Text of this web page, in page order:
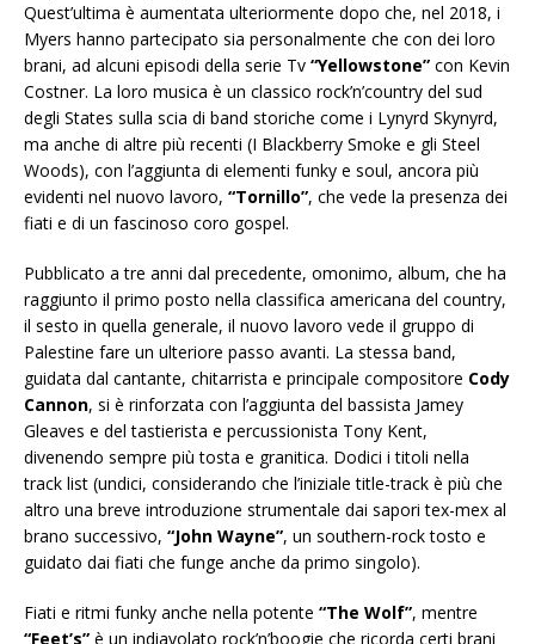
Quest’ultima è aumentata ulteriormente dopo che, nel 2018, i
Myers hanno partecipato sia personalmente che con dei loro
brani, ad alcuni episodi della serie Tv “Yellowstone” con Kevin
Costner. La loro musica è un classico rock’n’country del sud
degli States sulla scia di band storiche come i Lynyrd Skynyrd,
ma anche di altre più recenti (I Blackberry Smoke e gli Steel
Woods), con l’aggiunta di elementi funky e soul, ancora più
evidenti nel nuovo lavoro, “Tornillo”, che vede la presenza dei
fiati e di un fascinoso coro gospel.
Pubblicato a tre anni dal precedente, omonimo, album, che ha
raggiunto il primo posto nella classifica americana del country,
il sesto in quella generale, il nuovo lavoro vede il gruppo di
Palestine fare un ulteriore passo avanti. La stessa band,
guidata dal cantante, chitarrista e principale compositore Cody
Cannon, si è rinforzata con l’aggiunta del bassista Jamey
Gleaves e del tastierista e percussionista Tony Kent,
divenendo sempre più tosta e granitica. Dodici i titoli nella
track list (undici, considerando che l’iniziale title-track è più che
altro una breve introduzione strumentale dai sapori tex-mex al
brano successivo, “John Wayne”, un southern-rock tosto e
guidato dai fiati che funge anche da primo singolo).
Fiati e ritmi funky anche nella potente “The Wolf”, mentre
“Feet’s” è un indiavolato rock’n’boogie che ricorda certi brani